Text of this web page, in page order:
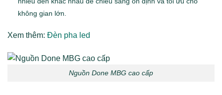
không gian lớn.
Xem thêm: Đèn pha led
Nguồn Done MBG cao cấp